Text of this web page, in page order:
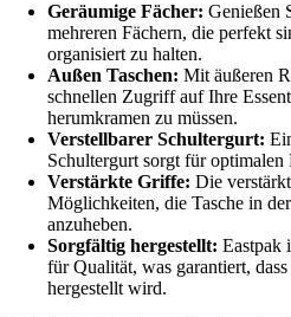
Geräumige Fächer: Genießen
mehreren Fächern, die perfekt
organisiert zu halten.
Außen Taschen: Mit äußeren
schnellen Zugriff auf Ihre
herumkramen zu müssen.
Verstellbarer Schultergurt:
Schultergurt sorgt für
Verstärkte Griffe: Die
Möglichkeiten, die Tasche in
anzuheben.
Sorgfältig hergestellt: Eastpak
für Qualität, was garantiert,
hergestellt wird.